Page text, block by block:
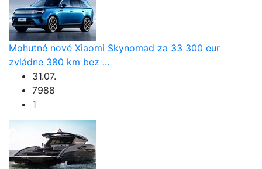
Mohutné nové Xiaomi Skynomad za 33 300 eur
zvládne 380 km bez ...
31.07.
7988
1